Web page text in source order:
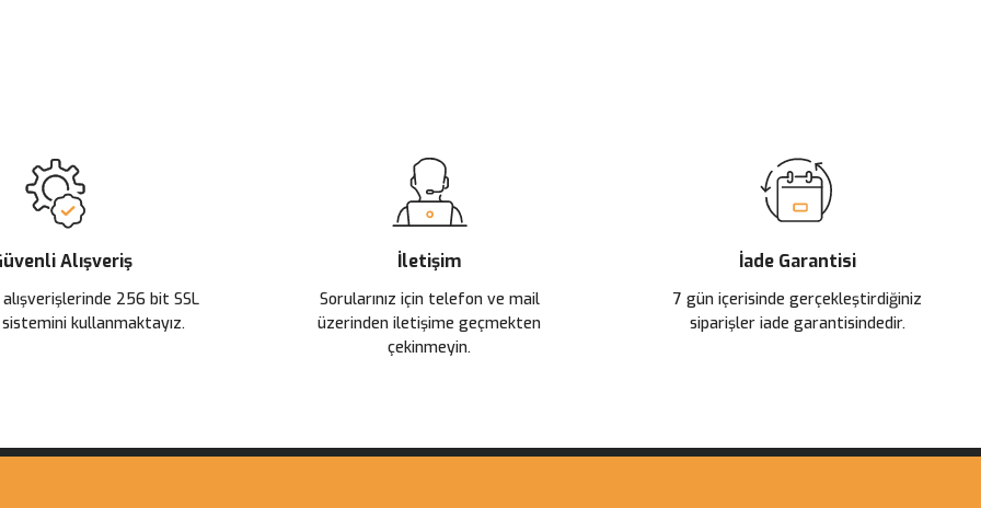
Alışveriş
256 bit SSL
kullanmaktayız.
İletişim
Sorularınız için telefon ve mail
üzerinden iletişime geçmekten
çekinmeyin.
İade Garantisi
7 gün içerisinde gerçekleştirdiğiniz
siparişler iade garantisindedir.